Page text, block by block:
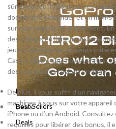
Best Sellers
Deals
Best Sellers
Deals
sûrement qu’ils n’ont pas les
documents demander et en moins
sur mon compte ) Cordialement.
des casinos en ligne, nous
jeu en fonction de plusieurs
Casino. Notre seul however n’est
des avis sur des casinos en ligne.
De plus, il vous suffit d’un
machines à sous sur votre appareil
iPhone ou d’un Android.
requises pour libérer des bonus, il